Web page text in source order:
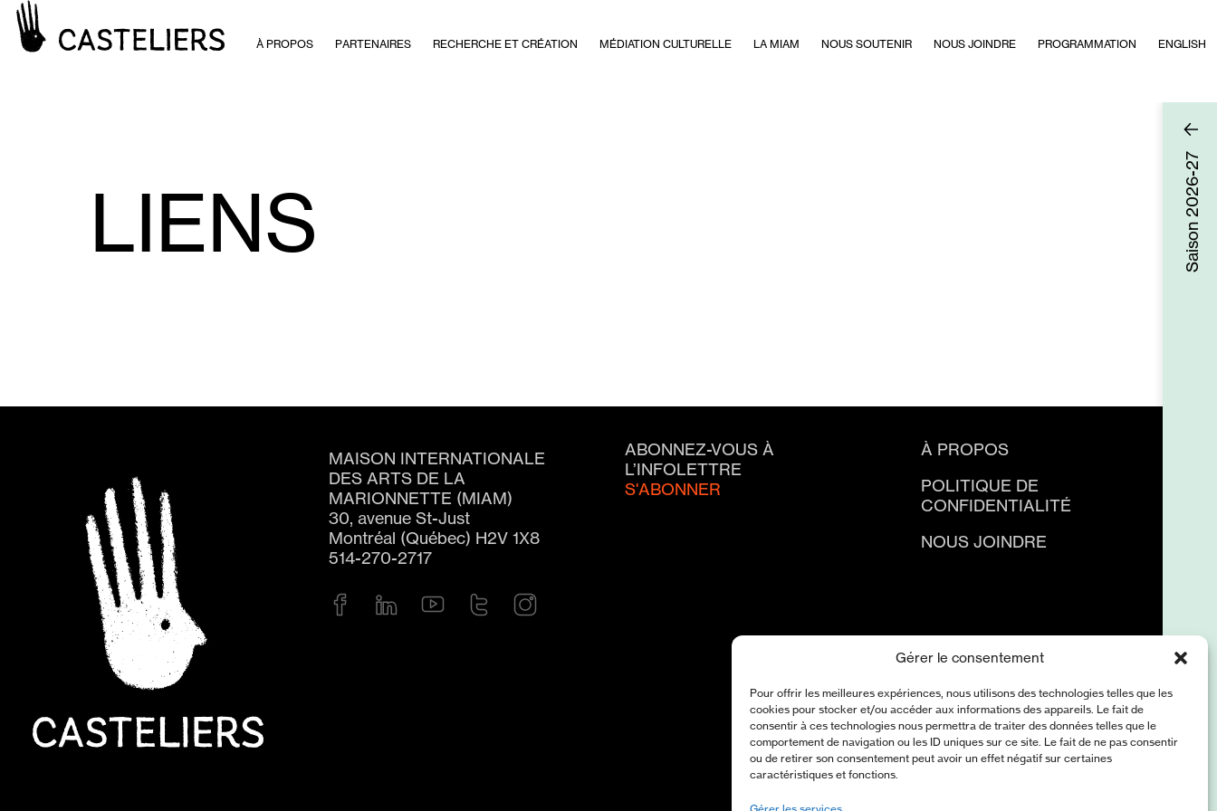
Gérer le consentement
Pour offrir les meilleures expériences, nous utilisons des technologies telles que les
cookies pour stocker et/ou accéder aux informations des appareils. Le fait de
consentir à ces technologies nous permettra de traiter des données telles que le
comportement de navigation ou les ID uniques sur ce site. Le fait de ne pas consentir
ou de retirer son consentement peut avoir un effet négatif sur certaines
caractéristiques et fonctions.
À PROPOS PARTENAIRES RECHERCHE ET CRÉATION MÉDIATION CULTURELLE LA MIAM NOUS SOUTENIR NOUS JOINDRE PROGRAMMATION ENGLISH
Saison
2026-27
LIENS
MAISON INTERNATIONALE
DES ARTS DE LA
MARIONNETTE (MIAM)
30, avenue St-Just
Montréal (Québec) H2V 1X8
514-270-2717
ABONNEZ-VOUS À
L’INFOLETTRE
S'ABONNER
À PROPOS
POLITIQUE DE
CONFIDENTIALITÉ
NOUS JOINDRE